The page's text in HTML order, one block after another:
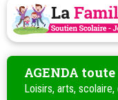
AGENDA
Loisirs, arts,